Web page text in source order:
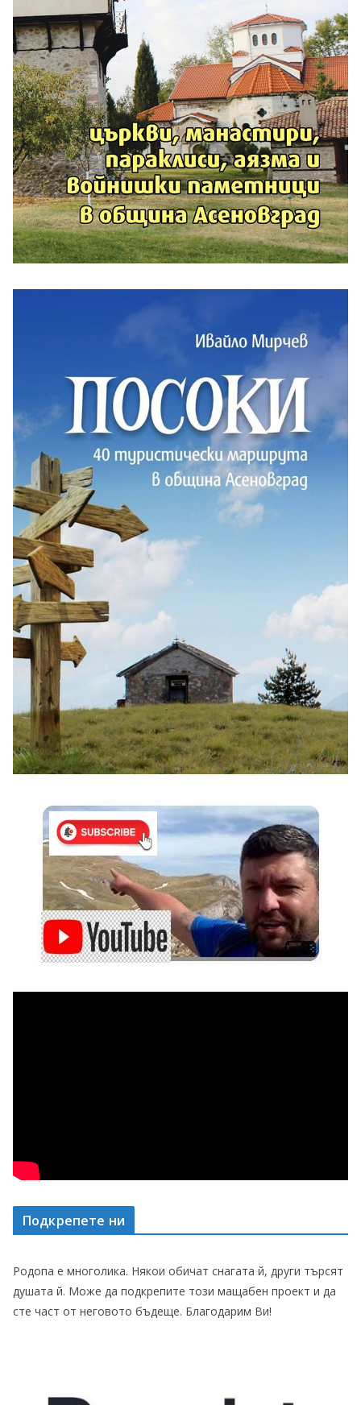
Подкрепете ни
Родопа е многолика. Някои обичат снагата й, други търсят
душата й. Може да подкрепите този мащабен проект и да
сте част от неговото бъдеще. Благодарим Ви!